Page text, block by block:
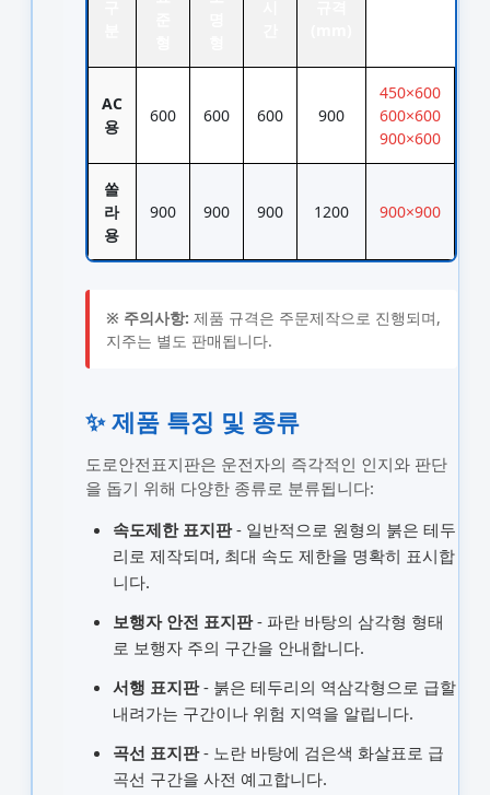
AC
용
600 600 600 900
450×600
600×600
900×600
쏠
라
용
900 900 900 1200 900×900
※ 주의사항: 제품 규격은 주문제작으로 진행되며,
지주는 별도 판매됩니다.
✨ 제품 특징 및 종류
도로안전표지판은 운전자의 즉각적인 인지와 판단
을 돕기 위해 다양한 종류로 분류됩니다:
속도제한 표지판- 일반적으로 원형의 붉은 테두
리로 제작되며, 최대 속도 제한을 명확히 표시합
니다.
보행자 안전 표지판- 파란 바탕의 삼각형 형태
로 보행자 주의 구간을 안내합니다.
서행 표지판- 붉은 테두리의 역삼각형으로 급할
내려가는 구간이나 위험 지역을 알립니다.
곡선 표지판- 노란 바탕에 검은색 화살표로 급
곡선 구간을 사전 예고합니다.